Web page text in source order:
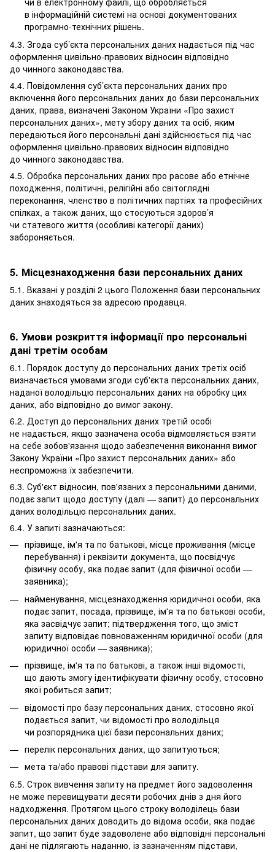
в інформаційній системі на основі документованих
програмно-технічних рішень.
4.3. Згода суб’єкта персональних даних надається під час
оформлення цивільно-правових відносин відповідно
до чинного законодавства.
4.4. Повідомлення суб’єкта персональних даних про
включення його персональних даних до бази персональних
даних, права, визначені Законом України «Про захист
персональних даних», мету збору даних та осіб, яким
передаються його персональні дані здійснюється під час
оформлення цивільно-правових відносин відповідно
до чинного законодавства.
4.5. Обробка персональних даних про расове або етнічне
походження, політичні, релігійні або світоглядні
переконання, членство в політичних партіях та професійних
спілках, а також даних, що стосуються здоров’я
чи статевого життя (особливі категорії даних)
забороняється.
5. Місцезнаходження бази персональних даних
5.1. Вказані у розділі 2 цього Положення бази персональних
даних знаходяться за адресою продавця.
6. Умови розкриття інформації про персональні
дані третім особам
6.1. Порядок доступу до персональних даних третіх осіб
визначається умовами згоди суб'єкта персональних даних,
наданої володільцю персональних даних на обробку цих
даних, або відповідно до вимог закону.
6.2. Доступ до персональних даних третій особі
не надається, якщо зазначена особа відмовляється взяти
на себе зобов'язання щодо забезпечення виконання вимог
Закону України «Про захист персональних даних» або
неспроможна їх забезпечити.
6.3. Суб'єкт відносин, пов'язаних з персональними даними,
подає запит щодо доступу (далі — запит) до персональних
даних володільцю персональних даних.
6.4. У запиті зазначаються:
прізвище, ім'я та по батькові, місце проживання (місце
перебування) і реквізити документа, що посвідчує
фізичну особу, яка подає запит (для фізичної особи —
заявника);
найменування, місцезнаходження юридичної особи, яка
подає запит, посада, прізвище, ім'я та по батькові особи,
яка засвідчує запит; підтвердження того, що зміст
запиту відповідає повноваженням юридичної особи (для
юридичної особи — заявника);
прізвище, ім'я та по батькові, а також інші відомості,
що дають змогу ідентифікувати фізичну особу, стосовно
якої робиться запит;
відомості про базу персональних даних, стосовно якої
подається запит, чи відомості про володільця
чи розпорядника цієї бази персональних даних;
перелік персональних даних, що запитуються;
мета та/або правові підстави для запиту.
6.5. Строк вивчення запиту на предмет його задоволення
не може перевищувати десяти робочих днів з дня його
надходження. Протягом цього строку володілець бази
персональних даних доводить до відома особи, яка подає
запит, що запит буде задоволене або відповідні персональні
дані не підлягають наданню, із зазначенням підстави,